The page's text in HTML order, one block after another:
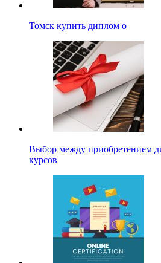
Томск купить диплом о
Выбор между приобретением
курсов